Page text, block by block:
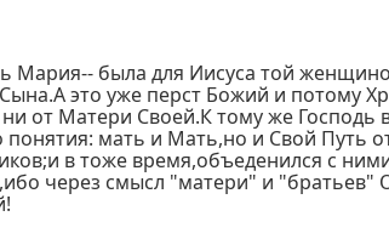
Мария-- была для Иисуса той
это уже перст Божий и потому
от Матери Своей.К тому же Господь
понятия: мать и Мать,но и Свой Путь
в тоже время,объеденился с
через смысл "матери" и "братьев"